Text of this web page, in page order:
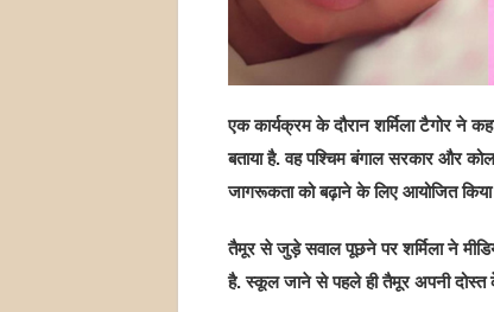
एक कार्यक्रम के दौरान शर्मिला टैगोर ने
बताया है. वह पश्चिम बंगाल सरकार और
जागरूकता को बढ़ाने के लिए आयोजित किया
तैमूर से जुड़े सवाल पूछने पर शर्मिला ने
है. स्कूल जाने से पहले ही तैमूर अपनी